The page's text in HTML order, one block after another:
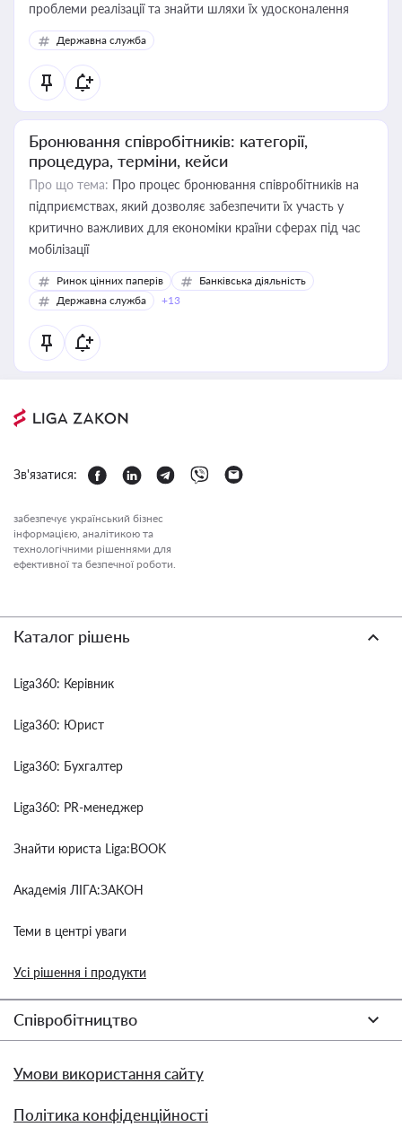
проблеми реалізації та знайти шляхи їх удосконалення
Державна служба
Бронювання співробітників: категорії,
процедура, терміни, кейси
Про що тема: Про процес бронювання співробітників на
підприємствах, який дозволяє забезпечити їх участь у
критично важливих для економіки країни сферах під час
мобілізації
Ринок цінних паперів
Банківська діяльність
Державна служба
+13
Зв'язатися:
забезпечує український бізнес
інформацією, аналітикою та
технологічними рішеннями для
ефективної та безпечної роботи.
Каталог рішень
Liga360: Керівник
Liga360: Юрист
Liga360: Бухгалтер
Liga360: PR-менеджер
Знайти юриста Liga:BOOK
Академія ЛІГА:ЗАКОН
Теми в центрі уваги
Усі рішення і продукти
Співробітництво
Умови використання сайту
Політика конфіденційності